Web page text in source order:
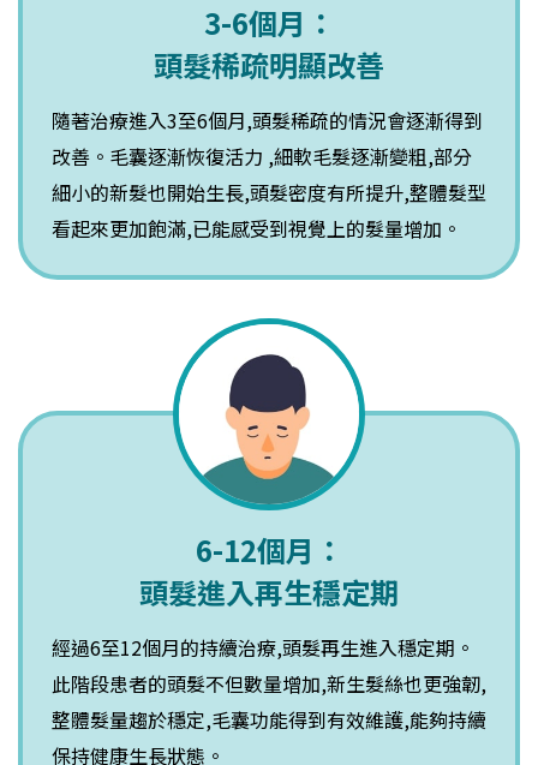
3-6個月：
頭髮稀疏明顯改善
隨著治療進入3至6個月,頭髮稀疏的情況會逐漸得到
改善。毛囊逐漸恢復活力 ,細軟毛髮逐漸變粗,部分
細小的新髮也開始生長,頭髮密度有所提升,整體髮型
看起來更加飽滿,已能感受到視覺上的髮量增加。
6-12個月：
頭髮進入再生穩定期
經過6至12個月的持續治療,頭髮再生進入穩定期。
此階段患者的頭髮不但數量增加,新生髮絲也更強韌,
整體髮量趨於穩定,毛囊功能得到有效維護,能夠持續
保持健康生長狀態。